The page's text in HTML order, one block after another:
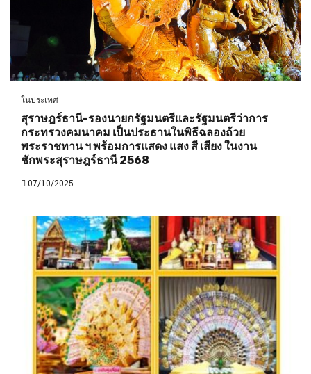
ในประเทศ
สุราษฎร์ธานี-รองนายกรัฐมนตรีและรัฐมนตรีว่าการ
กระทรวงคมนาคม เป็นประธานในพิธีฉลองถ้วย
พระราชทาน ฯ พร้อมการแสดง แสง สี เสียง ในงาน
ชักพระสุราษฎร์ธานี 2568
07/10/2025